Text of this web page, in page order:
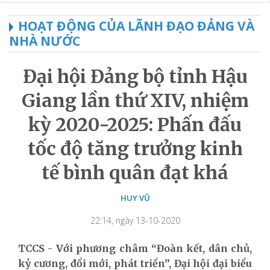
HOẠT ĐỘNG CỦA LÃNH ĐẠO ĐẢNG VÀ
NHÀ NƯỚC
Đại hội Đảng bộ tỉnh Hậu
Giang lần thứ XIV, nhiệm
kỳ 2020-2025: Phấn đấu
tốc độ tăng trưởng kinh
tế bình quân đạt khá
HUY VŨ
22:14, ngày 13-10-2020
TCCS - Với phương châm “Đoàn kết, dân chủ,
kỷ cương, đổi mới, phát triển”, Đại hội đại biểu